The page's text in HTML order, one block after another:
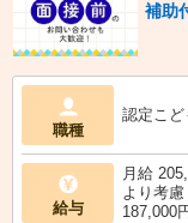
補助
職種
認定こ
給与
月給
より考
187,000